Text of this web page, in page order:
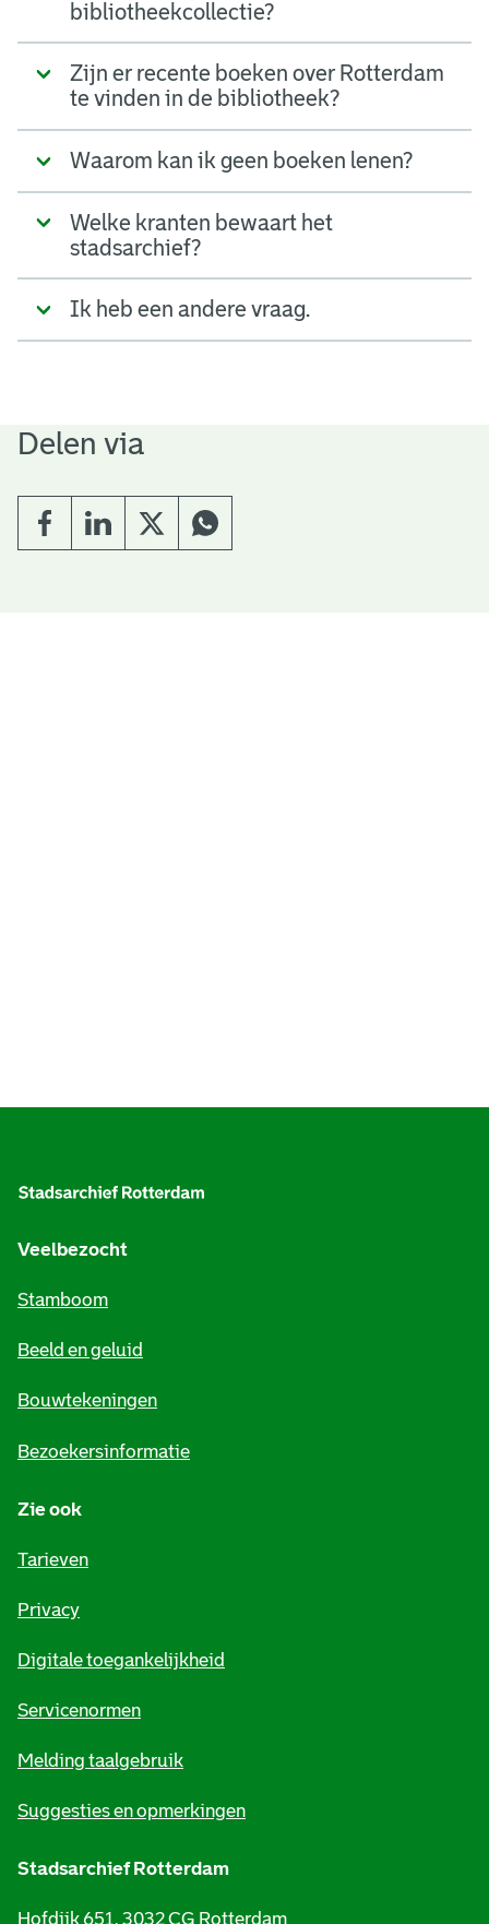
bibliotheekcollectie?
Zijn er recente boeken over Rotterdam
te vinden in de bibliotheek?
Waarom kan ik geen boeken lenen?
Welke kranten bewaart het
stadsarchief?
Ik heb een andere vraag.
Delen via
Veelbezocht
Stamboom
Beeld en geluid
Bouwtekeningen
Bezoekersinformatie
Zie ook
Tarieven
Privacy
Digitale toegankelijkheid
Servicenormen
Melding taalgebruik
Suggesties en opmerkingen
Stadsarchief Rotterdam
Hofdijk 651, 3032 CG Rotterdam